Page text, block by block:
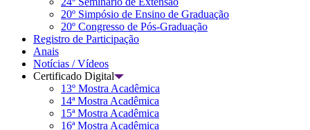
20º Simpósio de Ensino de Graduação
20º Congresso de Pós-Graduação
Registro de Participação
Anais
Notícias / Vídeos
Certificado Digital
13º Mostra Acadêmica
14ª Mostra Acadêmica
15ª Mostra Acadêmica
16ª Mostra Acadêmica